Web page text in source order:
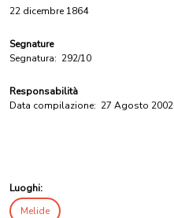
22 dicembre 1864
Segnature
Segnatura: 292/10
Responsabilità
Data compilazione: 27 Agosto 2002
Luoghi:
Melide